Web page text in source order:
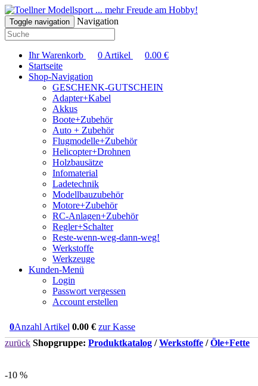
... mehr Freude am Hobby!
Toggle navigation Navigation
Ihr Warenkorb 0 Artikel 0.00 €
Startseite
Shop-Navigation
GESCHENK-GUTSCHEIN
Adapter+Kabel
Akkus
Boote+Zubehör
Auto + Zubehör
Flugmodelle+Zubehör
Helicopter+Drohnen
Holzbausätze
Infomaterial
Ladetechnik
Modellbauzubehör
Motore+Zubehör
RC-Anlagen+Zubehör
Regler+Schalter
Reste-wenn-weg-dann-weg!
Werkstoffe
Werkzeuge
Kunden-Menü
Login
Passwort vergessen
Account erstellen
0Anzahl Artikel 0.00 € zur Kasse
zurück Shopgruppe: Produktkatalog /Werkstoffe /Öle+Fette
-10 %